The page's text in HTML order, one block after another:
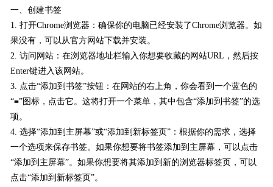
一、创建书签
1. 打开Chrome浏览器：确保你的电脑已经安装了Chrome浏览器。如
果没有，可以从官方网站下载并安装。
2. 访问网站：在浏览器地址栏输入你想要收藏的网站URL，然后按
Enter键进入该网站。
3. 点击“添加到书签”按钮：在网站的右上角，你会看到一个蓝色的
“≡”图标，点击它。这将打开一个菜单，其中包含“添加到书签”的选
项。
4. 选择“添加到主屏幕”或“添加到新标签页”：根据你的需求，选择
一个选项来保存书签。如果你想要将书签添加到主屏幕，可以点击
“添加到主屏幕”。如果你想要将其添加到新的浏览器标签页，可以
点击“添加到新标签页”。